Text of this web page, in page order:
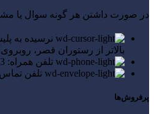
در صورت داشتن هر گونه سوال یا
بالاتر از رستوران قصر،
تلفن همراه: 09027186633
تلفن تماس:
پرفروش‌ها